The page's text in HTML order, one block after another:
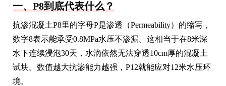
一、P8到底代表什么？
抗渗混凝土P8里的字母P是渗透（Permeability）的缩写，
数字8表示能承受0.8MPa水压不渗漏。这相当于在8米深
水下连续浸泡30天，水滴依然无法穿透10cm厚的混凝土
试块。数值越大抗渗能力越强，P12就能应对12米水压环
境。